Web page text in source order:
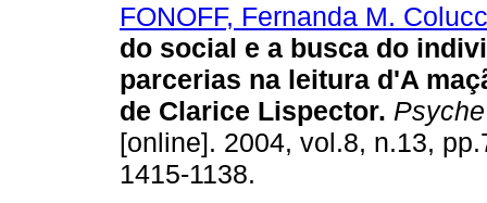
FONOFF, Fernanda M.
do social e a busca do
parcerias na leitura d'A
de Clarice Lispector.
[online]. 2004, vol.8, n.13,
1415-1138.